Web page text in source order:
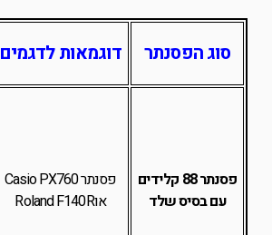
סוג הפסנתר דוגמאות לדגמים
פסנתר 88 קלידים
עם בסיס שלד
פסנתר Casio PX760
אוRoland F140R